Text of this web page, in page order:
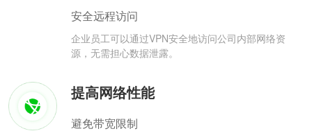
安全远程访问
企业员工可以通过VPN安全地访问公司内部网络资
源，无需担心数据泄露。
提高网络性能
避免带宽限制